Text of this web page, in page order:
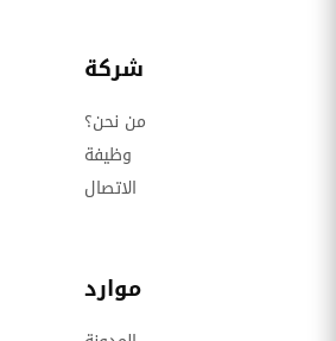
شركة
من نحن؟
وظيفة
الاتصال
موارد